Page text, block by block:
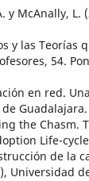
y McAnally,
y las Teorías
54.
en red.
Guadalajara.
the Chasm.
Life-
de la
Universidad